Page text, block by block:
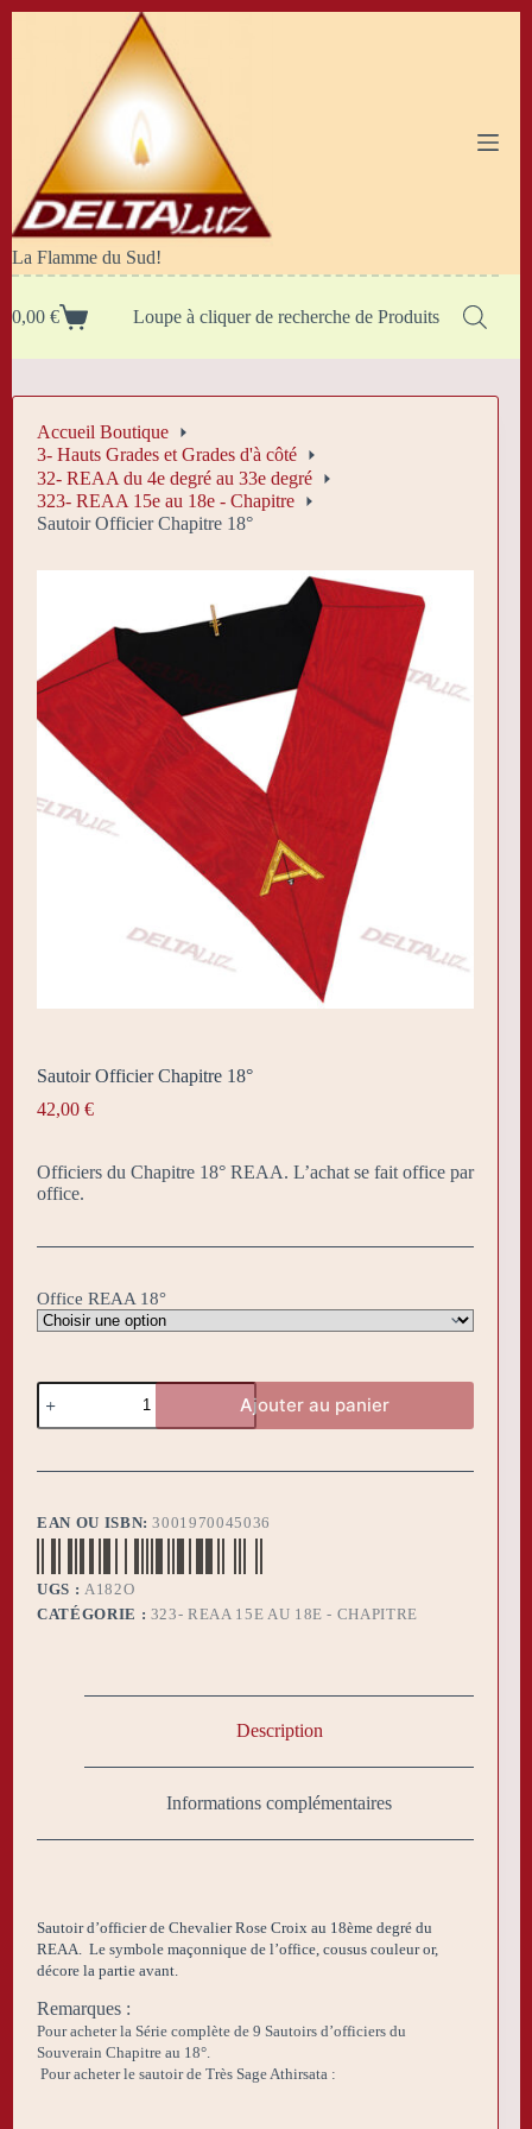
La Flamme du Sud!
Panier
0,00 € Loupe à cliquer de recherche de Produits
Accueil Boutique
3- Hauts Grades et Grades d'à côté
32- REAA du 4e degré au 33e degré
323- REAA 15e au 18e - Chapitre
Sautoir Officier Chapitre 18°
Sautoir Officier Chapitre 18°
42,00 €
Officiers du Chapitre 18° REAA. L’achat se fait office par
office.
Office REAA 18°
quantité
de
Sautoir
Chapitre
Ajouter au panier
EAN OU ISBN:3001970045036
UGS : A182O
CATÉGORIE : 323- REAA 15E AU 18E - CHAPITRE
Description
Informations complémentaires
Sautoir d’officier de Chevalier Rose Croix au 18ème degré du
REAA. Le symbole maçonnique de l’office, cousus couleur or,
décore la partie avant.
Remarques :
Pour acheter la Série complète de 9 Sautoirs d’officiers du
Souverain Chapitre au 18°.
Pour acheter le sautoir de Très Sage Athirsata :